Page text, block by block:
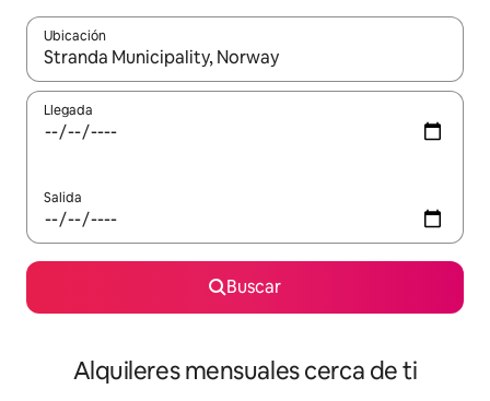
Ubicación
Cuando los resultados estén disponibles, navega con las
Llegada
Salida
Buscar
Alquileres mensuales cerca de ti